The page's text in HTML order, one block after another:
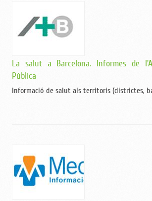
La salut a Barcelona. Informes de
Pública
Informació de salut als territoris (districtes,